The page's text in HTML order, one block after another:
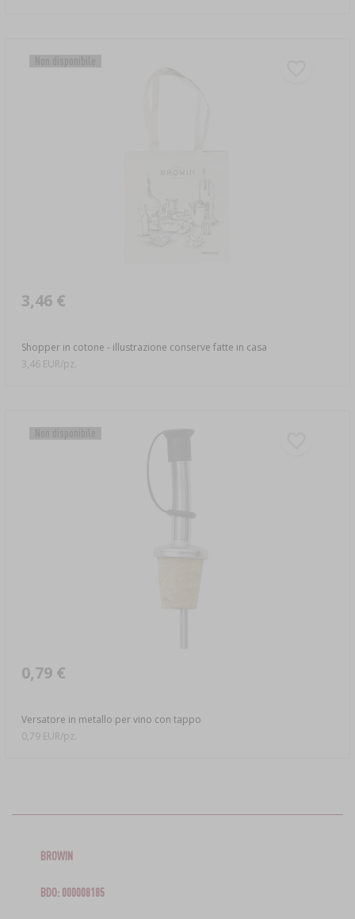
Shopper in cotone - illustrazione conserve fatte in casa
3,46 €
3,46 EUR/pz.
Versatore in metallo per vino con tappo
0,79 €
0,79 EUR/pz.
BROWIN
BDO: 000008185